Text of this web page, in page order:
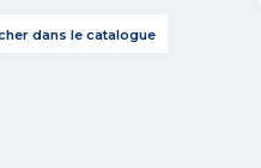
dans le catalogue